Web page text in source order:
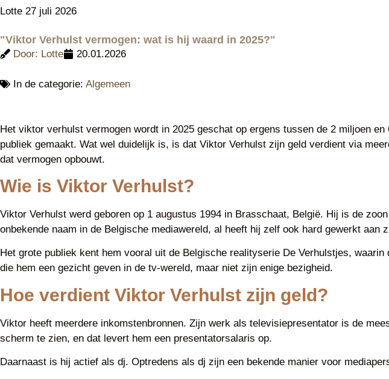
Lotte 27 juli 2026
"Viktor Verhulst vermogen: wat is hij waard in 2025?"
Door: Lotte 20.01.2026
In de categorie: Algemeen
Het viktor verhulst vermogen wordt in 2025 geschat op ergens tussen de 2 miljoen
publiek gemaakt. Wat wel duidelijk is, is dat Viktor Verhulst zijn geld verdient via
dat vermogen opbouwt.
Wie is Viktor Verhulst?
Viktor Verhulst werd geboren op 1 augustus 1994 in Brasschaat, België. Hij is de
onbekende naam in de Belgische mediawereld, al heeft hij zelf ook hard gewerkt aan
Het grote publiek kent hem vooral uit de Belgische realityserie De Verhulstjes,
die hem een gezicht geven in de tv-wereld, maar niet zijn enige bezigheid.
Hoe verdient Viktor Verhulst zijn geld?
Viktor heeft meerdere inkomstenbronnen. Zijn werk als televisiepresentator is de
scherm te zien, en dat levert hem een presentatorsalaris op.
Daarnaast is hij actief als dj. Optredens als dj zijn een bekende manier voor